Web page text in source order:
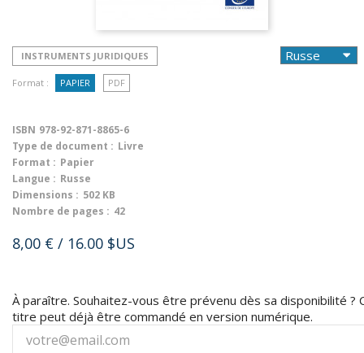
INSTRUMENTS JURIDIQUES
Format : PAPIER PDF
ISBN 978-92-871-8865-6
Type de document : Livre
Format : Papier
Langue : Russe
Dimensions : 502 KB
Nombre de pages : 42
8,00 € / 16.00 $US
À paraître. Souhaitez-vous être prévenu dès sa disponibilité ?
titre peut déjà être commandé en version numérique.